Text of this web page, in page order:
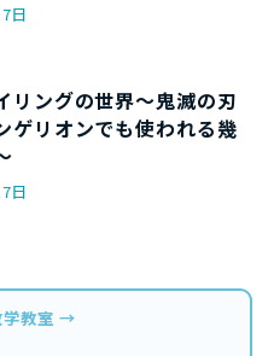
日
リングの世界～鬼滅の刃
ゲリオンでも使われる幾
日
学教室 →